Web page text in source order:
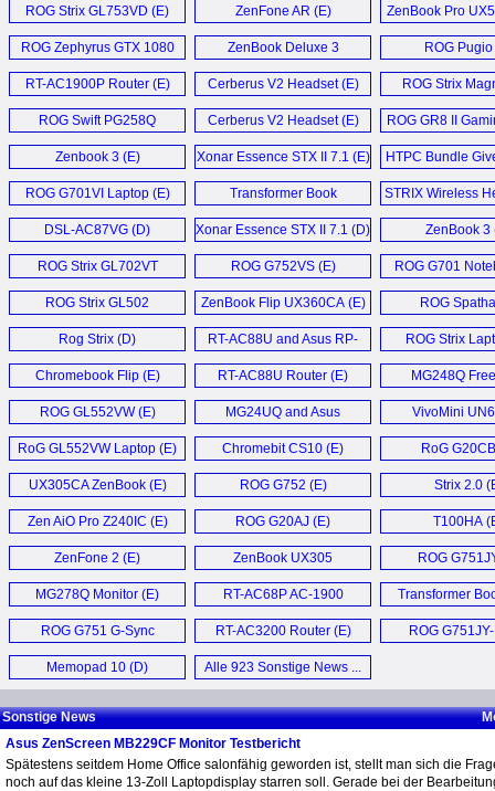
ROG Strix GL753VD (E) ZenFone AR (E) ZenBook Pro
ROG Zephyrus GTX 1080
Laptop (E)
ZenBook Deluxe 3
Ultrabook (E)
ROG Pugio
RT-AC1900P Router (E) Cerberus V2 Headset (E) ROG Strix
ROG Swift PG258Q
Monitor (D)
Cerberus V2 Headset (E) ROG GR8 II
Zenbook 3 (E) Xonar Essence STX II 7.1 (E) HTPC Bundle
ROG G701VI Laptop (E)
Transformer Book
T101HA (D)
STRIX Wireless
DSL-AC87VG (D) Xonar Essence STX II 7.1 (D) ZenBook 3
ROG Strix GL702VT
Notebook (E)
ROG G752VS (E) ROG G701
ROG Strix GL502
Notebook (E)
ZenBook Flip UX360CA (E) ROG
Rog Strix (D)
RT-AC88U and Asus RP-
AC68U (E)
ROG Strix
Chromebook Flip (E) RT-AC88U Router (E)
MG248Q
Monitor
ROG GL552VW (E)
MG24UQ and Asus
MG28UQ (E)
VivoMini
RoG GL552VW Laptop (E) Chromebit CS10 (E) RoG
UX305CA ZenBook (E) ROG G752 (E) Strix 2.0
Zen AiO Pro Z240IC (E) ROG G20AJ (E) T100HA
ZenFone 2 (E)
ZenBook UX305
Ultrabook (E)
ROG
MG278Q Monitor (E)
RT-AC68P AC-1900
Router (E)
Transformer
Chi (E)
ROG G751 G-Sync
Laptop (E)
RT-AC3200 Router (E)
ROG
Memopad 10 (D)
Alle 923 Sonstige News ...
Sonstige News
Asus ZenScreen MB229CF Monitor Testbericht
Spätestens seitdem Home Office salonfähig geworden ist, stellt man sich die
noch auf das kleine 13-Zoll Laptopdisplay starren soll. Gerade bei der